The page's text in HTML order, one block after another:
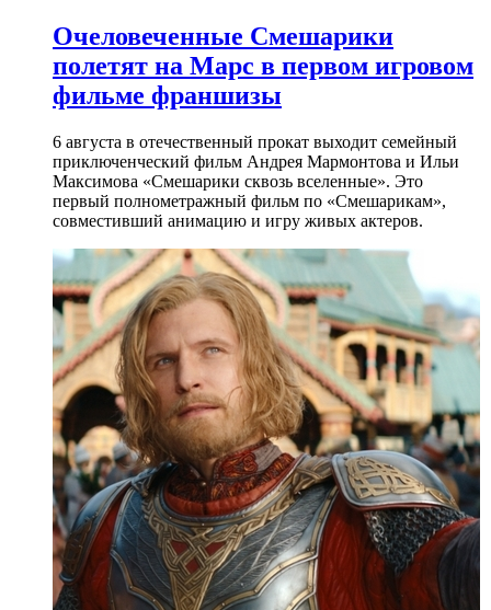
Очеловеченные Смешарики
полетят на Марс в первом игровом
фильме франшизы
6 августа в отечественный прокат выходит семейный
приключенческий фильм Андрея Мармонтова и Ильи
Максимова «Смешарики сквозь вселенные». Это
первый полнометражный фильм по «Смешарикам»,
совместивший анимацию и игру живых актеров.